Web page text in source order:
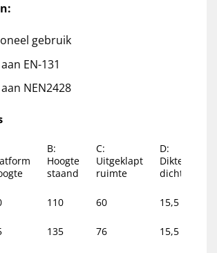
gebruik
EN-131
NEN2428
B:
Hoogte
staand
C:
Uitgeklapt
ruimte
D:
Dikte
dicht
110 60 15,5
135 76 15,5